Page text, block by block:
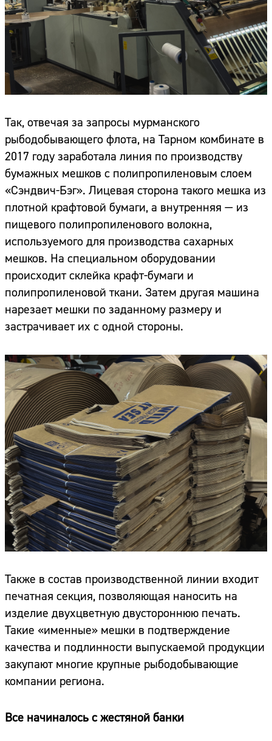
Так, отвечая за запросы мурманского
рыбодобывающего флота, на Тарном комбинате в
2017 году заработала линия по производству
бумажных мешков с полипропиленовым слоем
«Сэндвич-Бэг». Лицевая сторона такого мешка из
плотной крафтовой бумаги, а внутренняя — из
пищевого полипропиленового волокна,
используемого для производства сахарных
мешков. На специальном оборудовании
происходит склейка крафт-бумаги и
полипропиленовой ткани. Затем другая машина
нарезает мешки по заданному размеру и
застрачивает их с одной стороны.
Также в состав производственной линии входит
печатная секция, позволяющая наносить на
изделие двухцветную двустороннюю печать.
Такие «именные» мешки в подтверждение
качества и подлинности выпускаемой продукции
закупают многие крупные рыбодобывающие
компании региона.
Все начиналось с жестяной банки
Сайт: